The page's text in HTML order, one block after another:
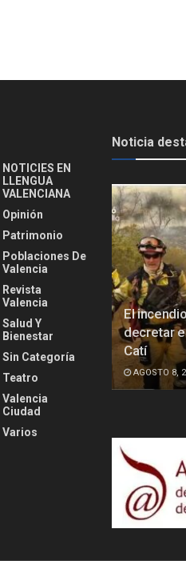
NOTICIES EN
LLENGUA
VALENCIANA
Opinión
Patrimonio
Poblaciones De
Valencia
Revista
Valencia
Salud Y
Bienestar
Sin Categoría
Teatro
Valencia
Ciudad
Varios
Noticia
El
decretar
Catí
AGOSTO 8,